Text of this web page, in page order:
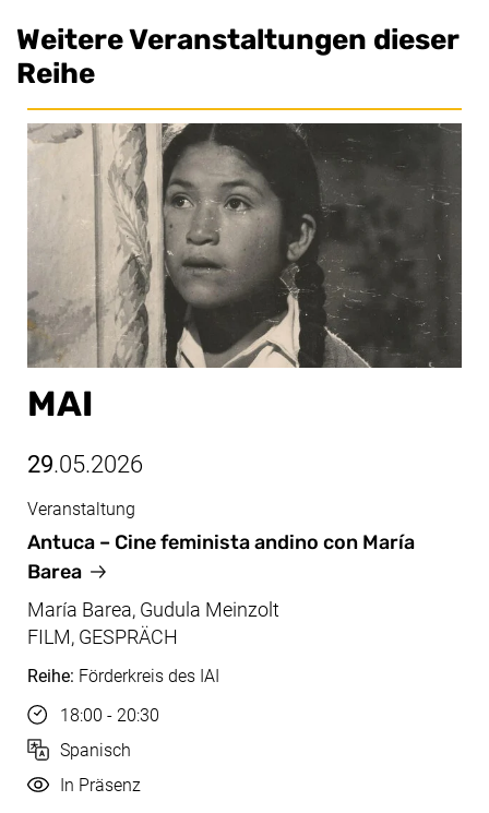
Weitere Veranstaltungen dieser
Reihe
MAI
29.05.2026
Mai, 29.05.2026
Antuca – Cine feminista andino con María
Barea
Veranstaltung
María Barea, Gudula Meinzolt
FILM, GESPRÄCH
Reihe: Förderkreis des IAI
Uhrzeit
18:00 - 20:30
Sprache
Spanisch
Durchführung
In Präsenz